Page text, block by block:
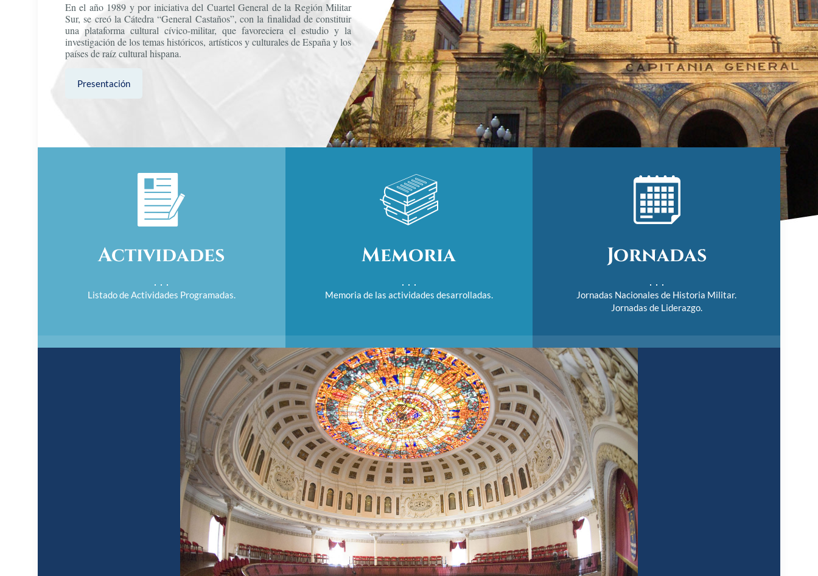
En el año 1989 y por iniciativa del Cuartel General de la Región Militar
Sur, se creó la Cátedra “General Castaños”, con la finalidad de constituir
una plataforma cultural cívico-militar, que favoreciera el estudio y la
investigación de los temas históricos, artísticos y culturales de España y los
países de raíz cultural hispana.
Presentación
Actividades
Listado de Actividades Programadas.
Memoria
Memoria de las actividades desarrolladas.
Jornadas
Jornadas Nacionales de Historia Militar.
Jornadas de Liderazgo.